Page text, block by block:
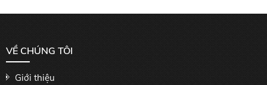
VỀ CHÚNG TÔI
Giới thiệu